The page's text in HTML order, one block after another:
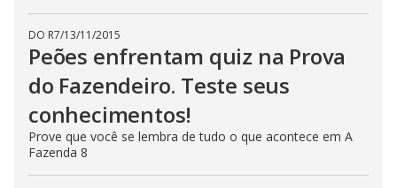
DO R7/13/11/2015
Peões enfrentam quiz na Prova
do Fazendeiro. Teste seus
conhecimentos!
Prove que você se lembra de tudo o que acontece em A
Fazenda 8